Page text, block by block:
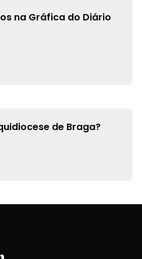
na Gráfica do Diário
de Braga?